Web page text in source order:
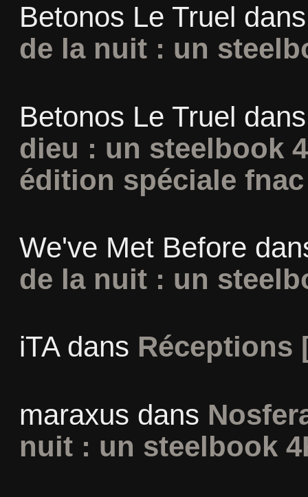
Betonos Le Truel
de la nuit : un
Betonos Le Truel
dieu : un steelbook
édition spéciale
We've Met Before
de la nuit : un
iTAdans Réceptions
maraxus dans
nuit : un steelbook